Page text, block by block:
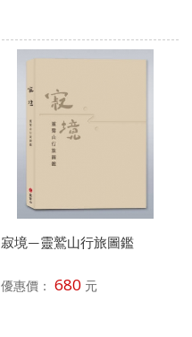
寂境—靈鷲山行旅圖鑑
優惠價： 680 元